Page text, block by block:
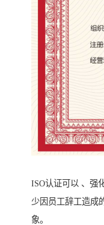
ISO认证可以 、强
少因员工辞工造成
象。